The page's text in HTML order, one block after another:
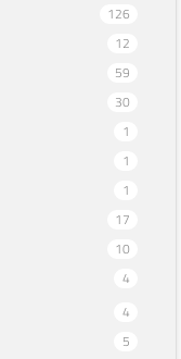
126
12
59
30
1
1
1
17
10
4
4
5